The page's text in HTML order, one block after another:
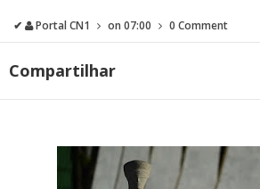
✔ Portal CN1 on 07:00 0 Comment
Compartilhar